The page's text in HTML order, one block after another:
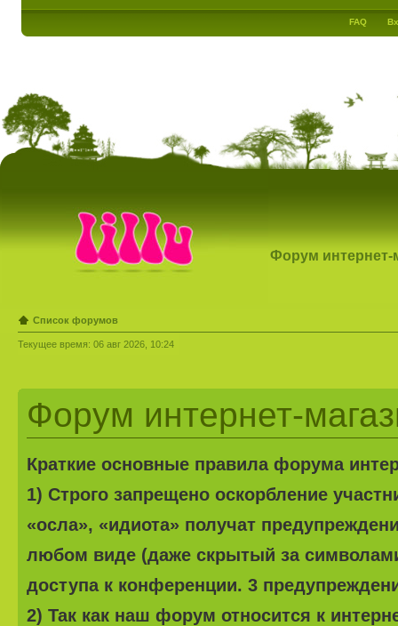
FAQ
Форум интернет-
Список форумов
Текущее время: 06 авг 2026, 10:24
Форум интернет-
Краткие основные правила форума
1) Строго запрещено оскорбление
«осла», «идиота» получат
любом виде (даже скрытый за
доступа к конференции. 3
2) Так как наш форум относится к